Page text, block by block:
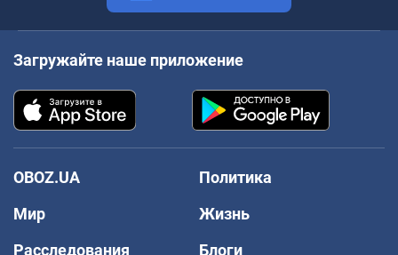
Загружайте наше приложение
OBOZ.UA
Политика
Мир
Жизнь
Расследования
Блоги